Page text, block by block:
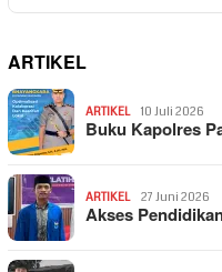
ARTIKEL
ARTIKEL 10 Juli 2026
Buku Kapolres
ARTIKEL 27 Juni 2026
Akses